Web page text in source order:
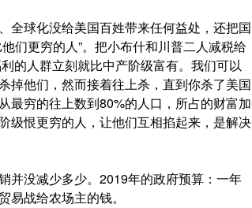
全球化没给美国百姓带来任何益处，还把国
们更穷的人”。把小布什和川普二人减税给
的人群立刻就比中产阶级富有。我们可以
掉他们，然而接着往上杀，直到你杀了美国
最穷的往上数到80%的人口，所占的财富加
级恨更穷的人，让他们互相掐起来，是解决
并没减少多少。2019年的政府预算：一年
战给农场主的钱。